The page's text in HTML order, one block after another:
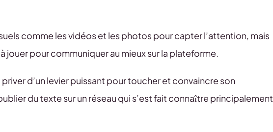
comme les vidéos et les photos pour capter l’attention, mais
jouer pour communiquer au mieux sur la plateforme.
d’un levier puissant pour toucher et convaincre son
du texte sur un réseau qui s’est fait connaître principalement